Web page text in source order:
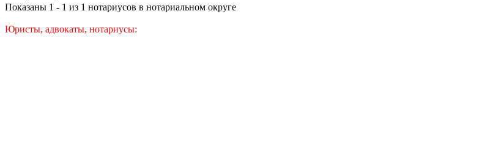
Показаны 1 - 1 из 1 нотариусов в нотариальном округе
Юристы, адвокаты, нотариусы: